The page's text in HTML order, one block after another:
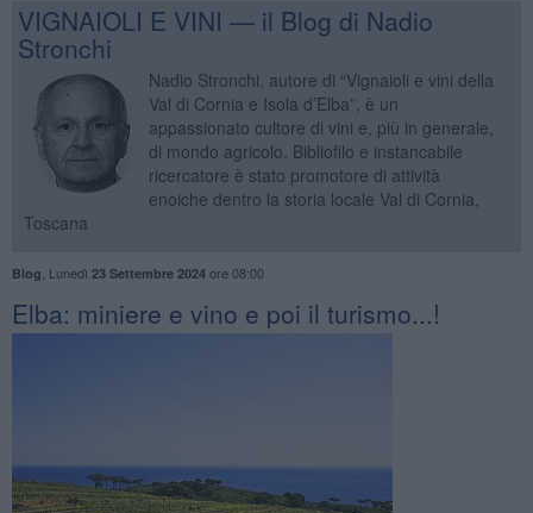
VIGNAIOLI E VINI — il Blog di Nadio
Stronchi
Nadio Stronchi, autore di “Vignaioli e vini della
Val di Cornia e Isola d’Elba”, è un
appassionato cultore di vini e, più in generale,
di mondo agricolo. Bibliofilo e instancabile
ricercatore è stato promotore di attività
enoiche dentro la storia locale Val di Cornia,
Toscana
Blog Lunedì 23 Settembre 2024ore 08:00
Elba: miniere e vino e poi il turismo...!